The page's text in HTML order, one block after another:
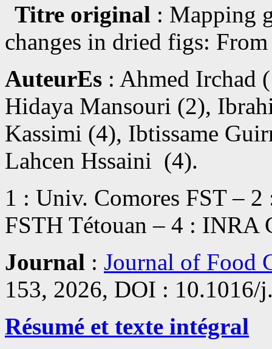
Titre original : Mapping
changes in dried figs:
AuteurEs : Ahmed Irchad
Hidaya Mansouri (2),
Kassimi (4), Ibtissame
Lahcen Hssaini (4).
1 : Univ. Comores FST –
FSTH Tétouan – 4 : INRA
Journal : Journal of Food
153, 2026, DOI : 10.1016/
Résumé et texte intégral